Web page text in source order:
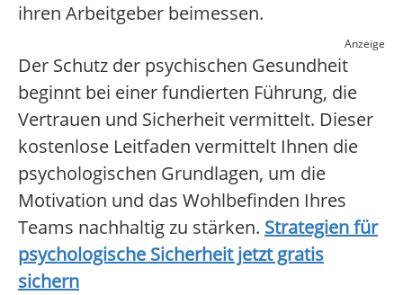
ihren Arbeitgeber beimessen.
Anzeige
Der Schutz der psychischen Gesundheit
beginnt bei einer fundierten Führung, die
Vertrauen und Sicherheit vermittelt. Dieser
kostenlose Leitfaden vermittelt Ihnen die
psychologischen Grundlagen, um die
Motivation und das Wohlbefinden Ihres
Teams nachhaltig zu stärken. Strategien für
psychologische Sicherheit jetzt gratis
sichern